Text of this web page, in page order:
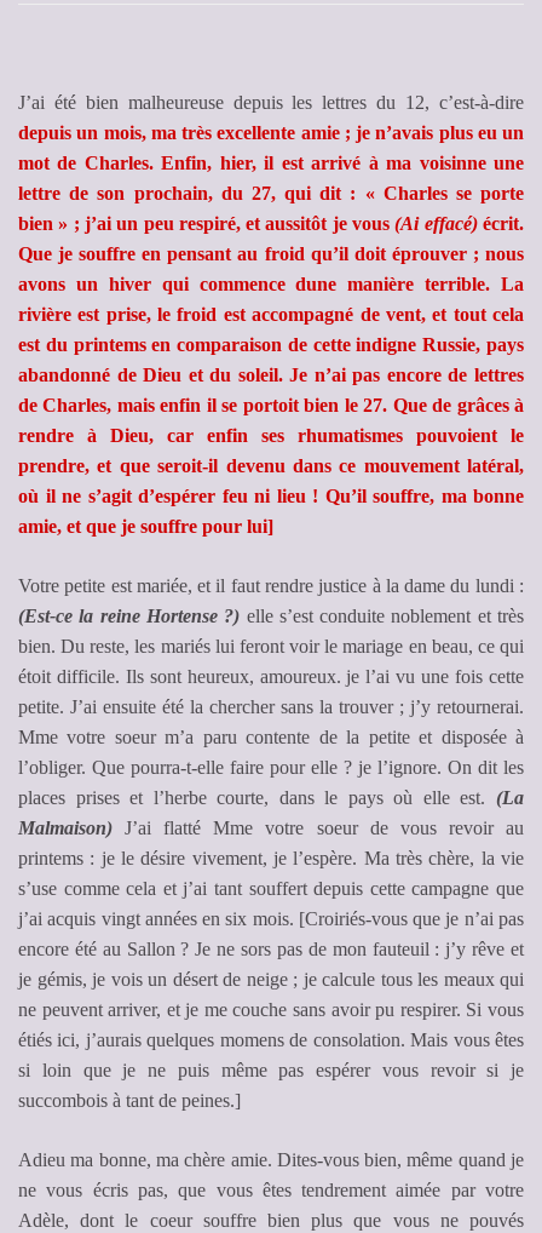
J’ai été bien malheureuse depuis les lettres du 12, c’est-à-dire
depuis un mois, ma très excellente amie ; je n’avais plus eu un
mot de Charles. Enfin, hier, il est arrivé à ma voisinne une
lettre de son prochain, du 27, qui dit : « Charles se porte
bien » ; j’ai un peu respiré, et aussitôt je vous(Ai effacé)écrit.
Que je souffre en pensant au froid qu’il doit éprouver ; nous
avons un hiver qui commence dune manière terrible. La
rivière est prise, le froid est accompagné de vent, et tout cela
est du printems en comparaison de cette indigne Russie, pays
abandonné de Dieu et du soleil. Je n’ai pas encore de lettres
de Charles, mais enfin il se portoit bien le 27. Que de grâces à
rendre à Dieu, car enfin ses rhumatismes pouvoient le
prendre, et que seroit-il devenu dans ce mouvement latéral,
où il ne s’agit d’espérer feu ni lieu ! Qu’il souffre, ma bonne
amie, et que je souffre pour lui]
Votre petite est mariée, et il faut rendre justice à la dame du lundi :
(Est-ce la reine Hortense ?) elle s’est conduite noblement et très
bien. Du reste, les mariés lui feront voir le mariage en beau, ce qui
étoit difficile. Ils sont heureux, amoureux. je l’ai vu une fois cette
petite. J’ai ensuite été la chercher sans la trouver ; j’y retournerai.
Mme votre soeur m’a paru contente de la petite et disposée à
l’obliger. Que pourra-t-elle faire pour elle ? je l’ignore. On dit les
places prises et l’herbe courte, dans le pays où elle est. (La
Malmaison) J’ai flatté Mme votre soeur de vous revoir au
printems : je le désire vivement, je l’espère. Ma très chère, la vie
s’use comme cela et j’ai tant souffert depuis cette campagne que
j’ai acquis vingt années en six mois. [Croiriés-vous que je n’ai pas
encore été au Sallon ? Je ne sors pas de mon fauteuil : j’y rêve et
je gémis, je vois un désert de neige ; je calcule tous les meaux qui
ne peuvent arriver, et je me couche sans avoir pu respirer. Si vous
étiés ici, j’aurais quelques momens de consolation. Mais vous êtes
si loin que je ne puis même pas espérer vous revoir si je
succombois à tant de peines.]
Adieu ma bonne, ma chère amie. Dites-vous bien, même quand je
ne vous écris pas, que vous êtes tendrement aimée par votre
Adèle, dont le coeur souffre bien plus que vous ne pouvés